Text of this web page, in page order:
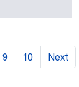
9 10 Next